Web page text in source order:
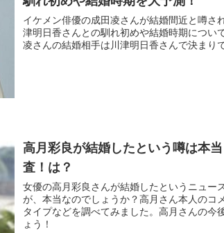
イケメン俳優の成田凌さんが結婚間近と噂さ
津明日香さんとの馴れ初めや結婚時期につい
凌さんの結婚相手は川津明日香さんで決まり
高月彩良が結婚したという噂は本
査！は？
女優の高月彩良さんが結婚したというニュー
が、本当なのでしょうか？高月さん本人のコ
タイプなどを調べてみました。高月さんの今
ょう！